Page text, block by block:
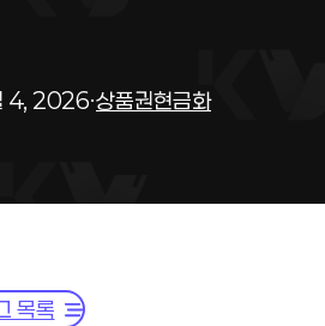
4, 2026·상품권현금화
목록